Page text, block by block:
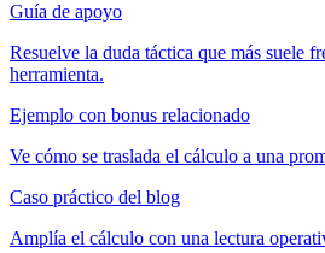
Guía de apoyo
Resuelve la duda táctica que más suele
herramienta.
Ejemplo con bonus relacionado
Ve cómo se traslada el cálculo a una
Caso práctico del blog
Amplía el cálculo con una lectura